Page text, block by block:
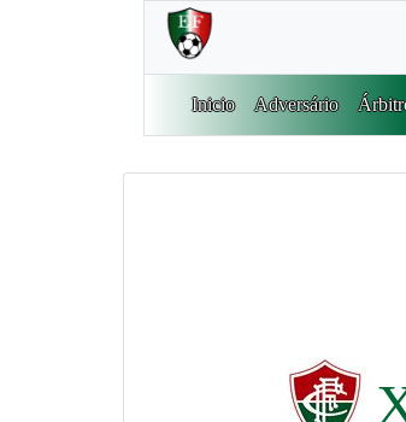
Inicio Adversário